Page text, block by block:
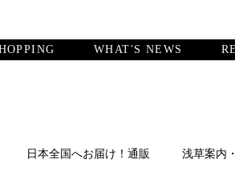
WHAT'S NEWS
日本全国へお届け！通販 浅草案内